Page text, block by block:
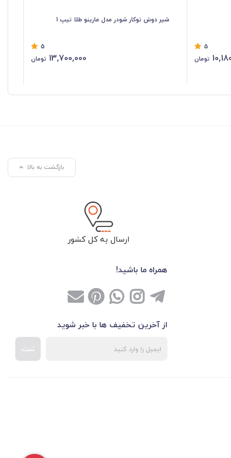
5
تومان
شیر دوش توکار شودر مدل مارینو طلا تیپ 1
5
13,700,000 تومان
بازگشت به بالا
ارسال به کل کشور
همراه ما باشید!
از آخرین تخفیف ها با خبر شوید
ثبت